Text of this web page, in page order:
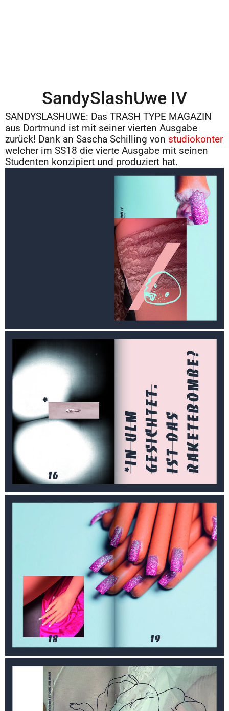
SandySlashUwe IV
SANDYSLASHUWE: Das TRASH TYPE MAGAZIN
aus Dortmund ist mit seiner vierten Ausgabe
zurück! Dank an Sascha Schilling von studiokonter
welcher im SS18 die vierte Ausgabe mit seinen
Studenten konzipiert und produziert hat.